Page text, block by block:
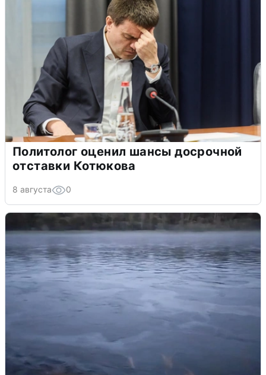
Политолог оценил шансы досрочной
отставки Котюкова
8 августа 0